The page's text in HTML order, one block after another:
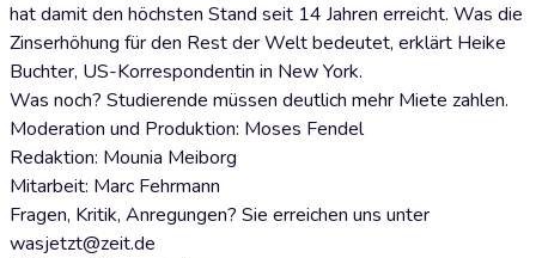
hat damit den höchsten Stand seit 14 Jahren erreicht. Was die
Zinserhöhung für den Rest der Welt bedeutet, erklärt Heike
Buchter, US-Korrespondentin in New York.
Was noch? Studierende müssen deutlich mehr Miete zahlen.
Moderation und Produktion: Moses Fendel
Redaktion: Mounia Meiborg
Mitarbeit: Marc Fehrmann
Fragen, Kritik, Anregungen? Sie erreichen uns unter
wasjetzt@zeit.de